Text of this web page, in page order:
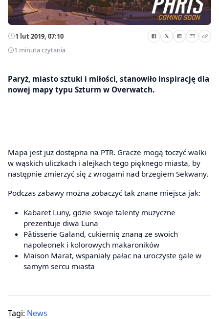
1 lut 2019, 07:10
1 minuta czytania
Paryż, miasto sztuki i miłości, stanowiło inspirację dla
nowej mapy typu Szturm w Overwatch.
Mapa jest już dostępna na PTR. Gracze mogą toczyć walki
w wąskich uliczkach i alejkach tego pięknego miasta, by
następnie zmierzyć się z wrogami nad brzegiem Sekwany.
Podczas zabawy można zobaczyć tak znane miejsca jak:
Kabaret Luny, gdzie swoje talenty muzyczne
prezentuje diwa Luna
Pâtisserie Galand, cukiernię znaną ze swoich
napoleonek i kolorowych makaroników
Maison Marat, wspaniały pałac na uroczyste gale w
samym sercu miasta
Tagi: News